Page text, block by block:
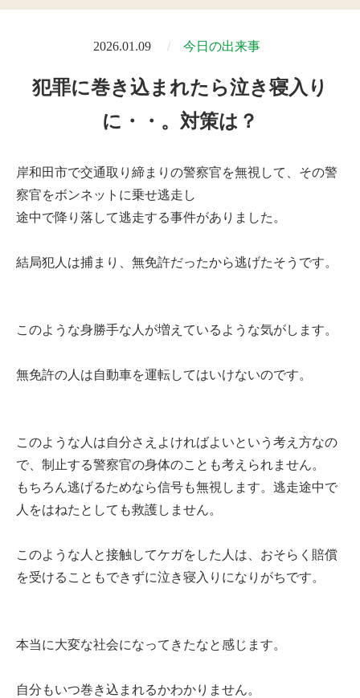
2026.01.09 今日の出来事
犯罪に巻き込まれたら泣き寝入り
に・・。対策は？
岸和田市で交通取り締まりの警察官を無視して、その警
察官をボンネットに乗せ逃走し
途中で降り落して逃走する事件がありました。
結局犯人は捕まり、無免許だったから逃げたそうです。
このような身勝手な人が増えているような気がします。
無免許の人は自動車を運転してはいけないのです。
このような人は自分さえよければよいという考え方なの
で、制止する警察官の身体のことも考えられません。
もちろん逃げるためなら信号も無視します。逃走途中で
人をはねたとしても救護しません。
このような人と接触してケガをした人は、おそらく賠償
を受けることもできずに泣き寝入りになりがちです。
本当に大変な社会になってきたなと感じます。
自分もいつ巻き込まれるかわかりません。